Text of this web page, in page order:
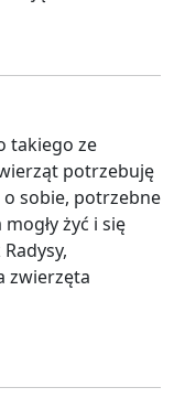
takiego ze
potrzebuję
sobie, potrzebne
żyć i się
zwierzęta